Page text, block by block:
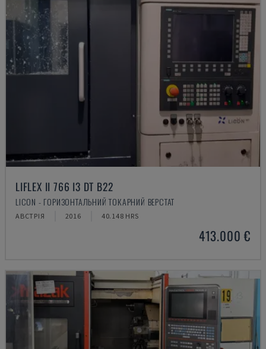
LIFLEX II 766 I3 DT B22
LICON - ГОРИЗОНТАЛЬНИЙ ТОКАРНИЙ ВЕРСТАТ
АВСТРІЯ 2016 40.148 HRS
413.000 €